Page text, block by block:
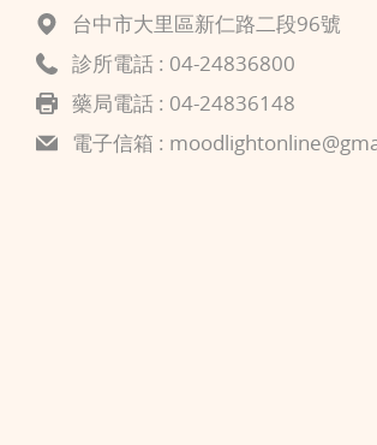
台中市大里區新仁路二段96號
診所電話 : 04-24836800
藥局電話 : 04-24836148
電子信箱 :